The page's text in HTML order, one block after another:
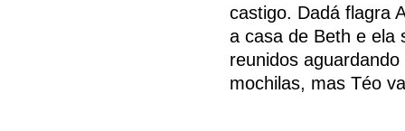
castigo. Dadá flagra
a casa de Beth e ela
reunidos
mochilas, mas Téo